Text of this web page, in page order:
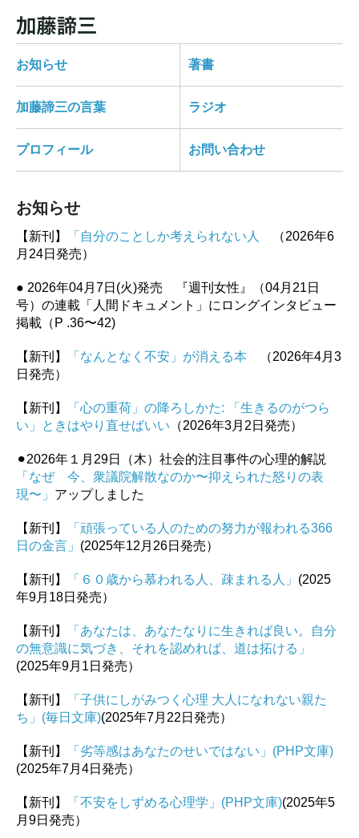
お知らせ 著書
加藤諦三の言葉 ラジオ
プロフィール お問い合わせ
お知らせ
【新刊】 「自分のことしか考えられない人
（2026年6
月24日発売）
● 2026年04月7日(火)発売 『週刊女性』（04月21日
号）の連載「人間ドキュメント」にロングインタビュー
掲載（P .36〜42)
【新刊】 「なんとなく不安」が消える本 （2026年4月3
日発売）
【新刊】
「心の重荷」の降ろしかた: 「生きるのがつら
い」ときはやり直せばいい （2026年3月2日発売）
⚫︎2026年１月29日（木）社会的注目事件の心理的解説
「なぜ 今、衆議院解散なのか〜抑えられた怒りの表
現〜」 アップしました
【新刊】
「頑張っている人のための努力が報われる366
日の金言」 (2025年12月26日発売）
【新刊】 「６０歳から慕われる人、疎まれる人」 (2025
年9月18日発売）
【新刊】
「あなたは、あなたなりに生きれば良い。自分
の無意識に気づき、それを認めれば、道は拓ける」
(2025年9月1日発売）
【新刊】
「子供にしがみつく心理 大人になれない親た
ち」(毎日文庫)(2025年7月22日発売）
【新刊】
「劣等感はあなたのせいではない」(PHP文庫)
(2025年7月4日発売）
【新刊】 「不安をしずめる心理学」(PHP文庫)(2025年5
月9日発売）